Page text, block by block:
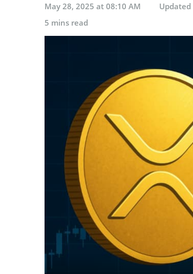
May 28, 2025 at 08:10 AM
Updated
5 mins read